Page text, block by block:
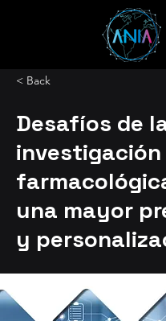
< Back
Desafíos de
investigación
una mayor
y